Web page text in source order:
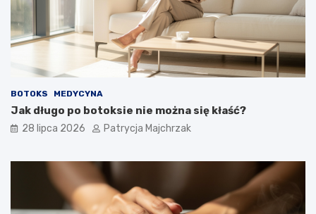
BOTOKS MEDYCYNA
Jak długo po botoksie nie można się kłaść?
28 lipca 2026 Patrycja Majchrzak